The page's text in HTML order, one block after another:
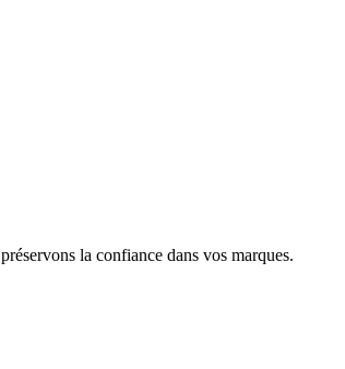
la confiance dans vos marques.